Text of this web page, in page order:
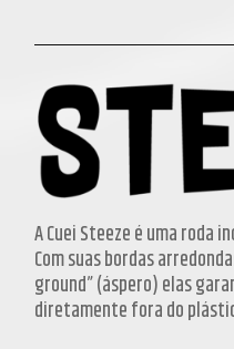
A Cuei Steeze é uma roda
Com suas bordas
ground” (áspero) elas
diretamente fora do